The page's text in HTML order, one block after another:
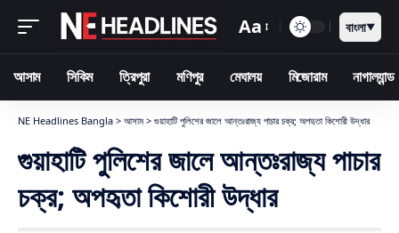
Aa বাংলা▼
আসাম সিকিম ত্রিপুরা মণিপুর মেঘালয় মিজোরাম নাগাল্যান্ড
NE Headlines Bangla > আসাম > গুয়াহাটি পুলিশের জালে আন্তঃরাজ্য পাচার চক্র; অপহৃতা কিশোরী উদ্ধার
গুয়াহাটি পুলিশের জালে আন্তঃরাজ্য পাচার
চক্র; অপহৃতা কিশোরী উদ্ধার